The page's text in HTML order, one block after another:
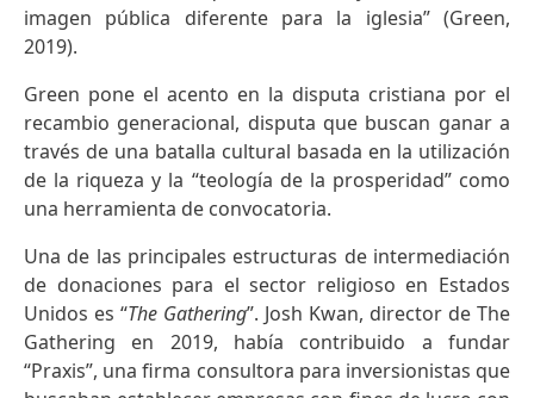
imagen pública diferente para la iglesia” (Green,
2019).
Green pone el acento en la disputa cristiana por el
recambio generacional, disputa que buscan ganar a
través de una batalla cultural basada en la utilización
de la riqueza y la “teología de la prosperidad” como
una herramienta de convocatoria.
Una de las principales estructuras de intermediación
de donaciones para el sector religioso en Estados
Unidos es “The Gathering”. Josh Kwan, director de The
Gathering en 2019, había contribuido a fundar
“Praxis”, una firma consultora para inversionistas que